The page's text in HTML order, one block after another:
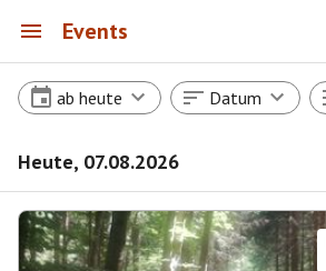
Events
ab heute Datum
Heute, 07.08.2026